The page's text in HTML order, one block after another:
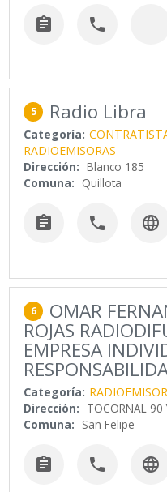
 
5 Radio Libra
Categoría:
RADIOEMISORAS
Dirección: Blanco 185
Comuna: Quillota
  
6 OMAR
ROJAS
EMPRESA
Categoría:
Dirección: TOCORNAL 90
Comuna: San Felipe
  